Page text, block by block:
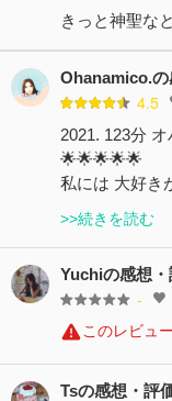
きっと神聖な
Ohanamico.の
4.5
2021. 123分
🌟🌟🌟🌟🌟
私には 大好
>>続きを読む
Yuchiの感想・
-
このレビュ
Tsの感想・評